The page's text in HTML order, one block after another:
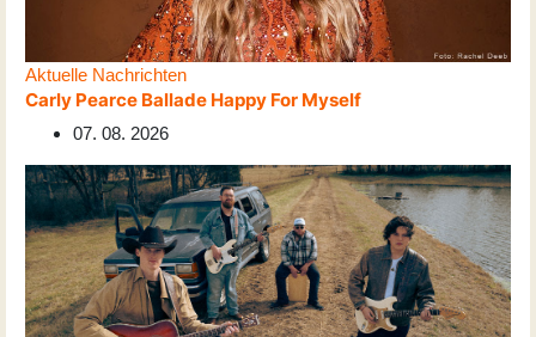
Aktuelle Nachrichten
Carly Pearce Ballade Happy For Myself
07. 08. 2026